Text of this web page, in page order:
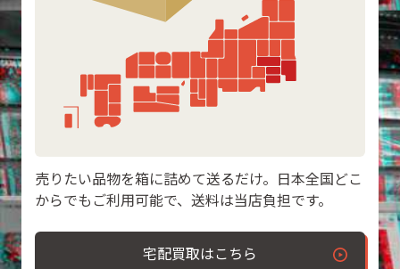
売りたい品物を箱に詰めて送るだけ。日本全国どこ
からでもご利用可能で、送料は当店負担です。
宅配買取はこちら